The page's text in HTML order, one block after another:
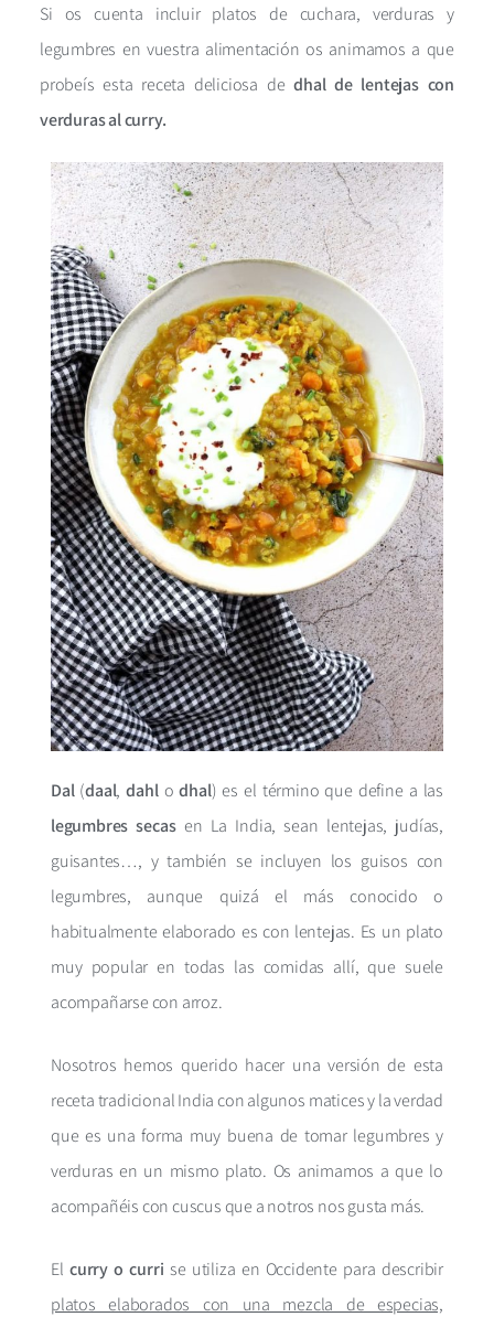
Si os cuenta incluir platos de cuchara, verduras y
legumbres en vuestra alimentación os animamos a que
probeís esta receta deliciosa dedhal de lentejas con
verduras al curry.
Dal(daal,dahlodhal) es el término que define a las
legumbres secasen La India, sean lentejas, judías,
guisantes…, y también se incluyen los guisos con
legumbres, aunque quizá el más conocido o
habitualmente elaborado es con lentejas. Es un plato
muy popular en todas las comidas allí, que suele
acompañarse con arroz.
Nosotros hemos querido hacer una versión de esta
receta tradicional India con algunos matices y la verdad
que es una forma muy buena de tomar legumbres y
verduras en un mismo plato. Os animamos a que lo
acompañéis con cuscus que a notros nos gusta más.
El curry o curri se utiliza en Occidente para describir
platos elaborados con una mezcla de especias,